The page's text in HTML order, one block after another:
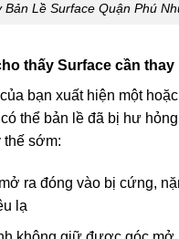
Bản Lề Surface Quận Phú
thấy Surface cần thay
bạn xuất hiện một
thể bản lề đã bị hư
thế sớm:
ra đóng vào bị cứng,
lạ